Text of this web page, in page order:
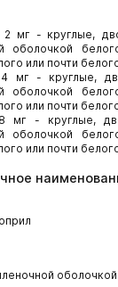
мг - круглые,
оболочкой
или почти
мг - круглые,
оболочкой
или почти
мг - круглые,
оболочкой
или почти
оболочкой